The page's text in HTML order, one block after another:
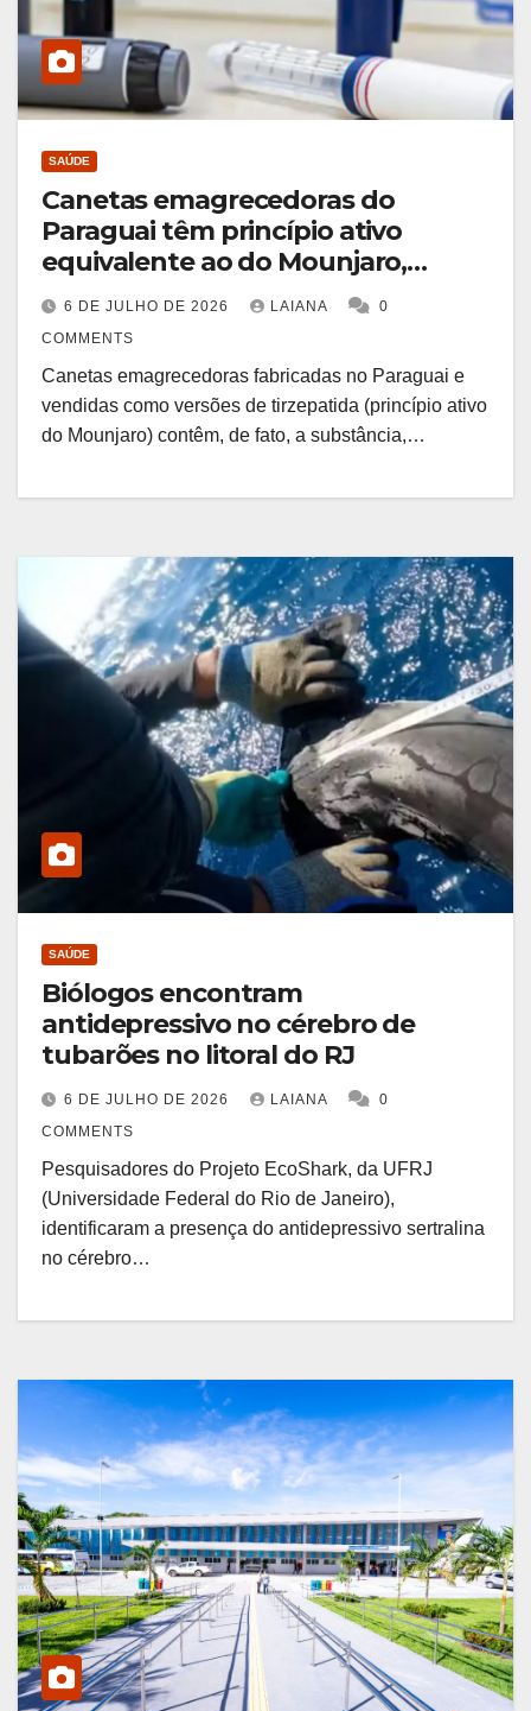
SAÚDE
Canetas emagrecedoras do
Paraguai têm princípio ativo
equivalente ao do Mounjaro,
mostra análise da Unicamp
6 DE JULHO DE 2026 LAIANA
0
COMMENTS
Canetas emagrecedoras fabricadas no Paraguai e
vendidas como versões de tirzepatida (princípio ativo
do Mounjaro) contêm, de fato, a substância,…
SAÚDE
Biólogos encontram
antidepressivo no cérebro de
tubarões no litoral do RJ
6 DE JULHO DE 2026 LAIANA
0
COMMENTS
Pesquisadores do Projeto EcoShark, da UFRJ
(Universidade Federal do Rio de Janeiro),
identificaram a presença do antidepressivo sertralina
no cérebro…